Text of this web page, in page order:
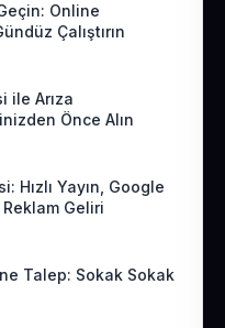
Online
Çalıştırın
ile Arıza
Önce Alın
Hızlı Yayın, Google
Geliri
Talep: Sokak Sokak